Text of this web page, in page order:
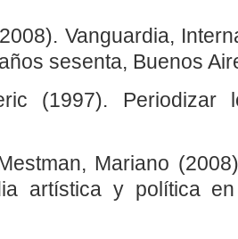
Vanguardia,
sesenta, Buenos
(1997). Periodizar
Mariano
artística y política